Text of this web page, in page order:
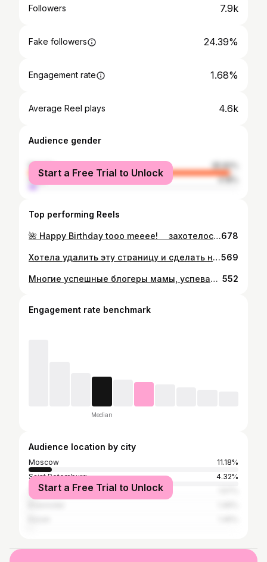
Followers 7.9k
Fake followers 24.39%
Engagement rate 1.68%
Average Reel plays 4.6k
Audience gender
female
95.82%
male
4.18%
Start a Free Trial to Unlock
Top performing Reels
🌺 Happy Birthday tooo meeee! ⠀ захотелось показать стильный фонтан из Эхо.678
Хотела удалить эту страницу и сделать новую. А когда спустилась полистать свои посты, залипла) Вспомнила как любила делать подборки, приводить вещи в порядок и писать обзоры. А как же было уютно в нашем прежнем доме и как сейчас не хватает чувства «своего дома». ⠀ Страницу удалять не стала и пошла собирать подборку развлекательного контента. Эх, прям как в старые добрые времена и перед Чёрной пятницей )) ⠀ ДЕАЧКИ. Уиии залайкайте постик. Сохраняем в закладки и не забудьте про коменты) или чо там ещё надо говорить) ⠀ Ну а если серьезно, Ссылки ща добавлю в сторис и телеграмм канал Sveta Kola AliExpress, лично мне из подборки нравится всё. Надеюсь и вам пригодится)569
Многие успешные блогеры мамы, успевают всё. И снимать и монтировать и вести божественно полезные блоги. И я так хотела. Очень. Я горела идеей своего блога настолько сильно, что готова была пожертвовать уютом родного дома. Нормальным сном( от сюда пошли проблемы со здоровьем и нервозность). В прошлом июне я вложила из своих сбережений 60т на рекламу. Проверила как работают гивы. Училась настраивать таргет. Стала чаще сидеть в блогерских сходках, где жизнь Инстаграмм изнутри. 5 рублей за человека это дорого, а вот 1,30 это отлично. Увидела рост, а вот мой интерес к алиэкспрессу стал уходить. Стали идти отписки от гива, и выбора тут было два: либо я ставлю страницу на постоянный рекламный поток. (Плачу другим за рекламу, и сама начинаю рекламировать что-то). И продолжаю вести уже не такое любимое дело. Либо я отпускаю это всё. ⠀ Скажу честно, я тогда раскисла. Настолько, что я не заходила сюда практически два месяца. Это было самое долгое отсутсвие. Меня прям выдернуло из жизни. Я плакала от обиды на себя и не понимания почему я не сверхМама которая всё успевает и не устаёт от блога. А потом забила и поняла какой дурой была, пытаясь куда-то гнаться в спешке. ⠀ Сейчас страница стремительно идёт в начало. Это значит, что Я останусь с теми людьми кто по каким-то причинам не ушли. И знаете что самое классное? сейчас я кайфую изредка забегать сюда и просто быть твоим другом) Потратив тогда 60тысяч рублей я приобрела возможность встретить родных по духу девчонок, которых разбросало по всей России, ооо и даажее загранице👋🏻 Спасибо каждой 😘 552
Engagement rate benchmark
Median
Audience location by city
Moscow
11.18%
Saint Petersburg
4.32%
Yekaterinburg
Start a Free Trial to Unlock